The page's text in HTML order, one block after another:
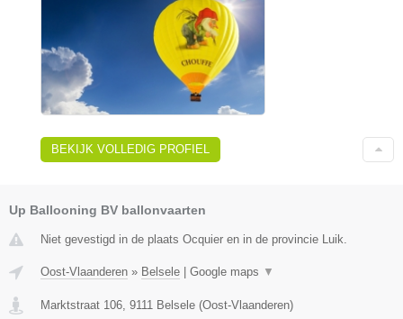
BEKIJK VOLLEDIG PROFIEL
Up Ballooning BV ballonvaarten
Niet gevestigd in de plaats Ocquier en in de provincie Luik.
Oost-Vlaanderen » Belsele Google maps ▼
Marktstraat 106 9111 Belsele (Oost-Vlaanderen)